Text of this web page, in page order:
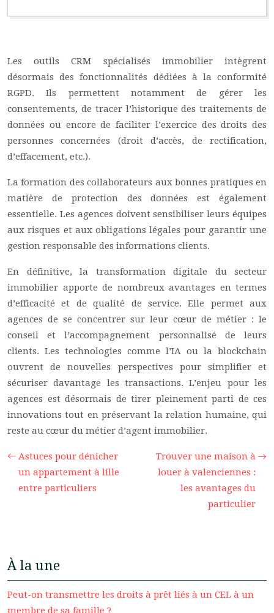
Les outils CRM spécialisés immobilier intègrent
désormais des fonctionnalités dédiées à la conformité
RGPD. Ils permettent notamment de gérer les
consentements, de tracer l’historique des traitements de
données ou encore de faciliter l’exercice des droits des
personnes concernées (droit d’accès, de rectification,
d’effacement, etc.).
La formation des collaborateurs aux bonnes pratiques en
matière de protection des données est également
essentielle. Les agences doivent sensibiliser leurs équipes
aux risques et aux obligations légales pour garantir une
gestion responsable des informations clients.
En définitive, la transformation digitale du secteur
immobilier apporte de nombreux avantages en termes
d’efficacité et de qualité de service. Elle permet aux
agences de se concentrer sur leur cœur de métier : le
conseil et l’accompagnement personnalisé de leurs
clients. Les technologies comme l’IA ou la blockchain
ouvrent de nouvelles perspectives pour simplifier et
sécuriser davantage les transactions. L’enjeu pour les
agences est désormais de tirer pleinement parti de ces
innovations tout en préservant la relation humaine, qui
reste au cœur du métier d’agent immobilier.
Astuces pour dénicher
un appartement à lille
entre particuliers
Trouver une maison à
louer à valenciennes :
les avantages du
particulier
À la une
Peut-on transmettre les droits à prêt liés à un CEL à un
membre de sa famille ?